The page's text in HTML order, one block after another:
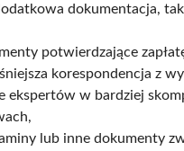
dokumentacja,
potwierdzające
korespondencja z
ekspertów w bardziej
lub inne dokumenty